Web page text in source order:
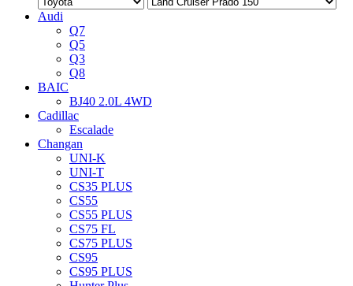
Audi
Q7
Q5
Q3
Q8
BAIC
BJ40 2.0L 4WD
Cadillac
Escalade
Changan
UNI-K
UNI-T
CS35 PLUS
CS55
CS55 PLUS
CS75 FL
CS75 PLUS
CS95
CS95 PLUS